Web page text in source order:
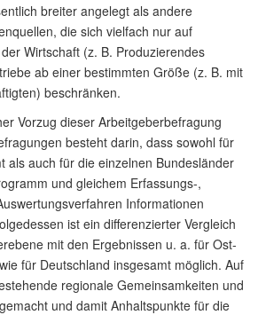
breiter angelegt als andere
die sich vielfach nur auf
Wirtschaft (z. B. Produzierendes
ab einer bestimmten Größe (z. B. mit
beschränken.
Vorzug dieser Arbeitgeberbefragung
besteht darin, dass sowohl für
als auch für die einzelnen Bundesländer
und gleichem Erfassungs-,
Informationen
ist ein differenzierter Vergleich
mit den Ergebnissen u. a. für Ost-
für Deutschland insgesamt möglich. Auf
regionale Gemeinsamkeiten und
und damit Anhaltspunkte für die